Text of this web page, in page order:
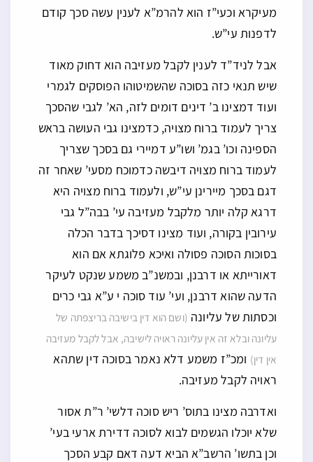
מעיקרא וכעי”ז הוא להרמ”א לענין עשה סכך קודם
לדפנות עי”ש.
אבל לניד”ד לענין לקבל מעזיבה הוא דחוק מאוד
שיש תנאי כזה בסוכה שהשמיטוהו הפוסקים לגמרי
ועוד דמצינו ב’ דינים דומים לזה, הא’ לגבי שהסכך
צריך לעמוד ברוח מצויה, כדמצינו גבי העושה בראש
הספינה וכו’ בגמ’ ושו”ע דמיירי גם בסכך שצריך
לעמוד ברוח מצויה דיבשה כדמוכח מסעי’ שאחר זה
דגם בסכך מיירינן עי”ש, ולעמוד ברוח מצויה היא
דרגא קלה יותר מלקבל מעזיבה עי’ בבה”ל גבי
עירובין בקורה, ועוד מצינו דסיכך בדבר הכלה
בסוכות הסוכה פסולה ואיכא פלוגתא אם הוא
דאורייתא או דרבנן, ובמשנ”ב משמע שנקט לעיקר
הדעה שהוא דרבנן, ועי’ עוד סוכה י ע”א גבי כרים
וכסתות של עליונה (ושם הוא דין בישיבה בריצפתה של
עליונה ובלא זה אין עליונה ראויה לישיבה, אבל לקבל מעזיבה
אין דין) ומכ”ז משמע דלא נאמר בסוכה דין שתהא
ראויה לקבל מעזיבה.
ואדרבה מצינו בתוס’ ריש סוכה דלשי’ ר”ת אסור
שלא יוכלו הגשמים לבוא לסוכה דדירת ארעי בעי’
וכן בתשו’ הרשב”א הביא דעה דאם קבע הסכך